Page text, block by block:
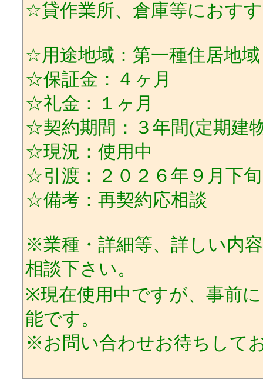
☆貸作業所、倉庫等におす
☆用途地域：第一種住居地域
☆保証金：４ヶ月
☆礼金：１ヶ月
☆契約期間：３年間(定期建
☆現況：使用中
☆引渡：２０２６年９月下旬
☆備考：再契約応相談
※業種・詳細等、詳しい内
相談下さい。
※現在使用中ですが、事前
能です。
※お問い合わせお待ちして